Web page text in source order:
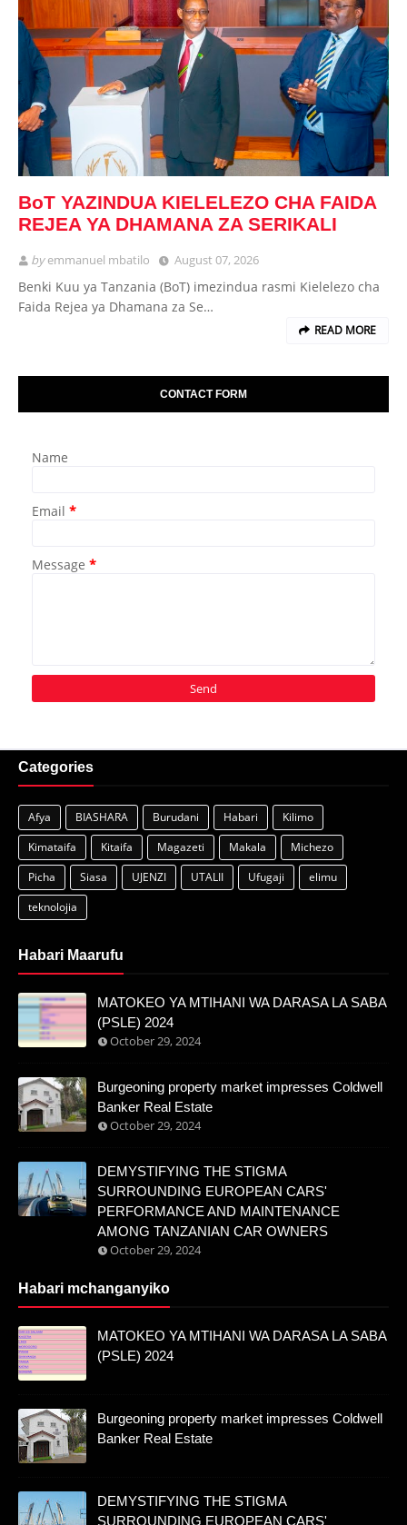
BoT YAZINDUA KIELELEZO CHA FAIDA
REJEA YA DHAMANA ZA SERIKALI
byemmanuel mbatilo August 07, 2026
Benki Kuu ya Tanzania (BoT) imezindua rasmi Kielelezo cha
Faida Rejea ya Dhamana za Se…
READ MORE
CONTACT FORM
Name
Email *
Message *
Categories
Afya BIASHARA Burudani Habari
Kilimo
Kimataifa
Kitaifa Magazeti Makala
Michezo
Picha
Siasa UJENZI UTALII Ufugaji
elimu
teknolojia
Habari Maarufu
MATOKEO YA MTIHANI WA DARASA LA SABA
(PSLE) 2024
October 29, 2024
Burgeoning property market impresses Coldwell
Banker Real Estate
October 29, 2024
DEMYSTIFYING THE STIGMA
SURROUNDING EUROPEAN CARS'
PERFORMANCE AND MAINTENANCE
AMONG TANZANIAN CAR OWNERS
October 29, 2024
Habari mchanganyiko
MATOKEO YA MTIHANI WA DARASA LA SABA
(PSLE) 2024
Burgeoning property market impresses Coldwell
Banker Real Estate
DEMYSTIFYING THE STIGMA
SURROUNDING EUROPEAN CARS'